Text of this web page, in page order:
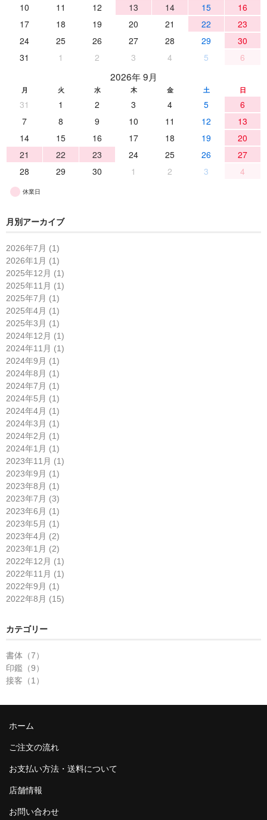
10
11 12 13 14 15
16
17
18 19 20 21 22
23
24
25 26 27 28 29
30
31
1 2 3 4 5 6
2026年 9月
月 火 水 木 金 土 日
31 1 2 3 4 5
6
7
8 9 10 11 12
13
14
15 16 17 18 19
20
21
22 23 24 25 26
27
28
29 30 1 2 3 4
休業日
月別アーカイブ
2026年7月 (1)
2026年1月 (1)
2025年12月 (1)
2025年11月 (1)
2025年7月 (1)
2025年4月 (1)
2025年3月 (1)
2024年12月 (1)
2024年11月 (1)
2024年9月 (1)
2024年8月 (1)
2024年7月 (1)
2024年5月 (1)
2024年4月 (1)
2024年3月 (1)
2024年2月 (1)
2024年1月 (1)
2023年11月 (1)
2023年9月 (1)
2023年8月 (1)
2023年7月 (3)
2023年6月 (1)
2023年5月 (1)
2023年4月 (2)
2023年1月 (2)
2022年12月 (1)
2022年11月 (1)
2022年9月 (1)
2022年8月 (15)
カテゴリー
書体（7）
印鑑（9）
接客（1）
ホーム
ご注文の流れ
お支払い方法・送料について
店舗情報
お問い合わせ